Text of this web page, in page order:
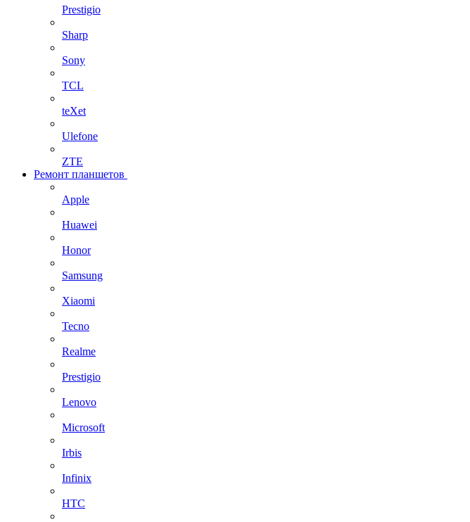
Prestigio
Sharp
Sony
TCL
teXet
Ulefone
ZTE
Ремонт планшетов
Apple
Huawei
Honor
Samsung
Xiaomi
Tecno
Realme
Prestigio
Lenovo
Microsoft
Irbis
Infinix
HTC